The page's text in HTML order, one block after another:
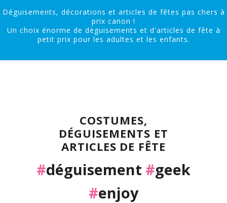
Déguisements, décorations et articles de fêtes pas chers à
prix canon !
Un choix énorme de déguisements et d'articles de fête à
petit prix pour les adultes et les enfants.
COSTUMES,
DÉGUISEMENTS ET
ARTICLES DE FÊTE
#déguisement #geek
#enjoy